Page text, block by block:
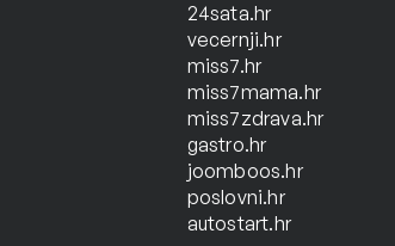
24sata.hr
vecernji.hr
miss7.hr
miss7mama.hr
miss7zdrava.hr
gastro.hr
joomboos.hr
poslovni.hr
autostart.hr